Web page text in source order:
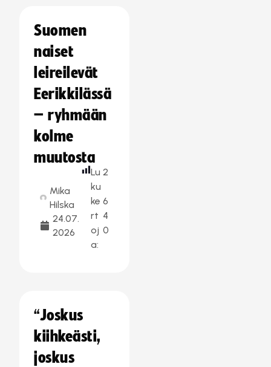
Suomen
naiset
leireilevät
Eerikkilässä
– ryhmään
kolme
muutosta
Mika
Hilska
24.07.
2026
Lu
ku
ke
rt
oj
a:
2
6
4
0
“Joskus
kiihkeästi,
joskus